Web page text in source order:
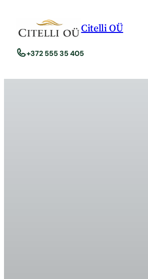
juurde
Citelli OÜ
+372 555 35 405